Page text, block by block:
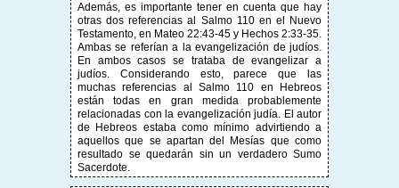
Además, es importante tener en cuenta que hay
otras dos referencias al Salmo 110 en el Nuevo
Testamento, en Mateo 22:43-45 y Hechos 2:33-35.
Ambas se referían a la evangelización de judíos.
En ambos casos se trataba de evangelizar a
judíos. Considerando esto, parece que las
muchas referencias al Salmo 110 en Hebreos
están todas en gran medida probablemente
relacionadas con la evangelización judía. El autor
de Hebreos estaba como mínimo advirtiendo a
aquellos que se apartan del Mesías que como
resultado se quedarán sin un verdadero Sumo
Sacerdote.